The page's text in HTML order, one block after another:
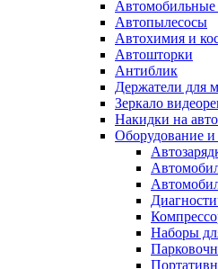
Автомобильные
Автопылесосы
Автохимия и
Автошторки
Антиблик
Держатели для
Зеркало
Накидки на
Оборудование
Наборы